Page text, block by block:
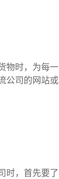
物时，为每一
公司的网站或
时，首先要了